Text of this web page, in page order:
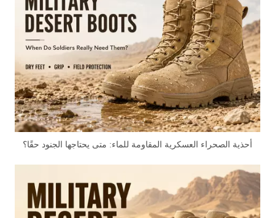
أحذية الصحراء العسكرية المقاومة للماء: متى يحتاجها الجنود حقًا؟